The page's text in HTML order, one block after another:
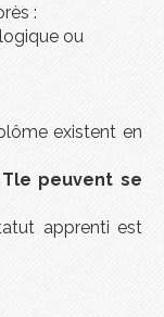
:
ou
existent en
peuvent se
apprenti est